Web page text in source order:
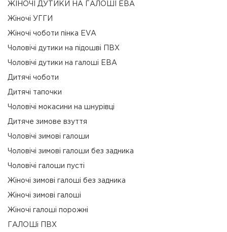
ЖІНОЧІ ДУТИКИ НА ГАЛОШІ ЕВА
Жіночі УГГИ
Жіночі чоботи пінка EVA
Чоловічі дутики на підошві ПВХ
Чоловічі дутики на галоші ЕВА
Дитячі чоботи
Дитячі тапочки
Чоловічі мокасини на шнурівці
Дитяче зимове взуття
Чоловічі зимові галоши
Чоловічі зимові галоши без задника
Чоловічі галоши пусті
Жіночі зимові галоші без задника
Жіночі зимові галоші
Жіночі галоші порожні
ГАЛОШі ПВХ